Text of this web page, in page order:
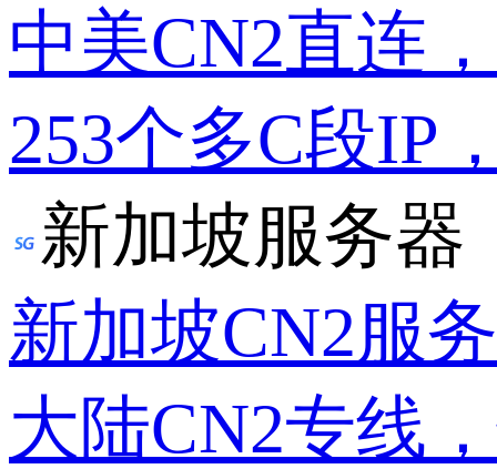
中美CN2直连
253个多C段IP
新加坡服务器
新加坡CN2服
大陆CN2专线